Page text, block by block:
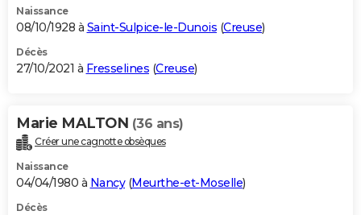
Naissance
08/10/1928 à Saint-Sulpice-le-Dunois (Creuse)
Décès
27/10/2021 à Fresselines (Creuse)
Marie MALTON (36 ans)
Créer une cagnotte obsèques
Naissance
04/04/1980 à Nancy(Meurthe-et-Moselle)
Décès